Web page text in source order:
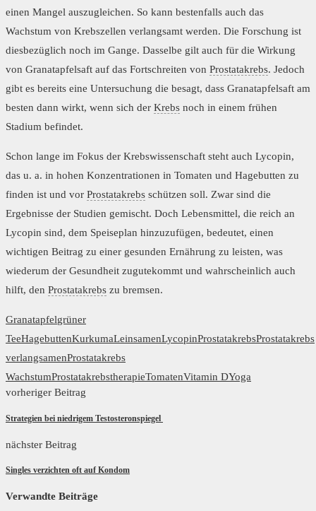
einen Mangel auszugleichen. So kann bestenfalls auch das
Wachstum von Krebszellen verlangsamt werden. Die Forschung ist
diesbezüglich noch im Gange. Dasselbe gilt auch für die Wirkung
von Granatapfelsaft auf das Fortschreiten von Prostatakrebs. Jedoch
gibt es bereits eine Untersuchung die besagt, dass Granatapfelsaft am
besten dann wirkt, wenn sich der Krebs noch in einem frühen
Stadium befindet.
Schon lange im Fokus der Krebswissenschaft steht auch Lycopin,
das u. a. in hohen Konzentrationen in Tomaten und Hagebutten zu
finden ist und vor Prostatakrebs schützen soll. Zwar sind die
Ergebnisse der Studien gemischt. Doch Lebensmittel, die reich an
Lycopin sind, dem Speiseplan hinzuzufügen, bedeutet, einen
wichtigen Beitrag zu einer gesunden Ernährung zu leisten, was
wiederum der Gesundheit zugutekommt und wahrscheinlich auch
hilft, den Prostatakrebs zu bremsen.
Granatapfelgrüner
TeeHagebuttenKurkumaLeinsamenLycopinProstatakrebsProstatakrebs
verlangsamenProstatakrebs
WachstumProstatakrebstherapieTomatenVitamin DYoga
vorheriger Beitrag
Strategien bei niedrigem Testosteronspiegel
nächster Beitrag
Singles verzichten oft auf Kondom
Verwandte Beiträge